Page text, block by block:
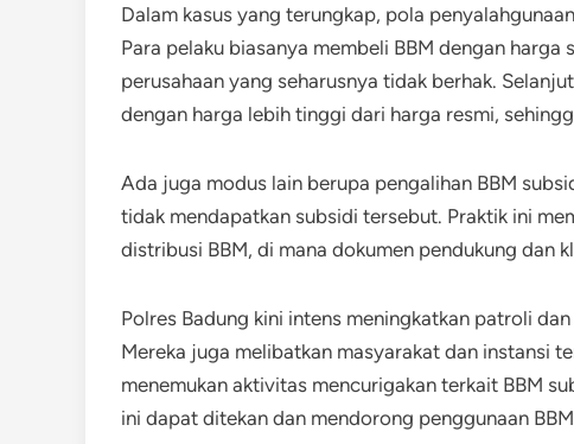
Dalam kasus yang terungkap, pola
Para pelaku biasanya membeli BBM dengan
perusahaan yang seharusnya tidak berhak.
dengan harga lebih tinggi dari harga resmi,
Ada juga modus lain berupa pengalihan BBM
tidak mendapatkan subsidi tersebut. Praktik ini
distribusi BBM, di mana dokumen pendukung dan
Polres Badung kini intens meningkatkan patroli
Mereka juga melibatkan masyarakat dan instansi
menemukan aktivitas mencurigakan terkait BBM
ini dapat ditekan dan mendorong penggunaan